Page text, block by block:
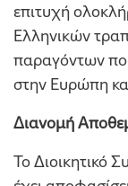
επιτυχή
Ελληνικών
παραγόντων
στην Ευρώπη
Διανομή
Το Διοικητικό